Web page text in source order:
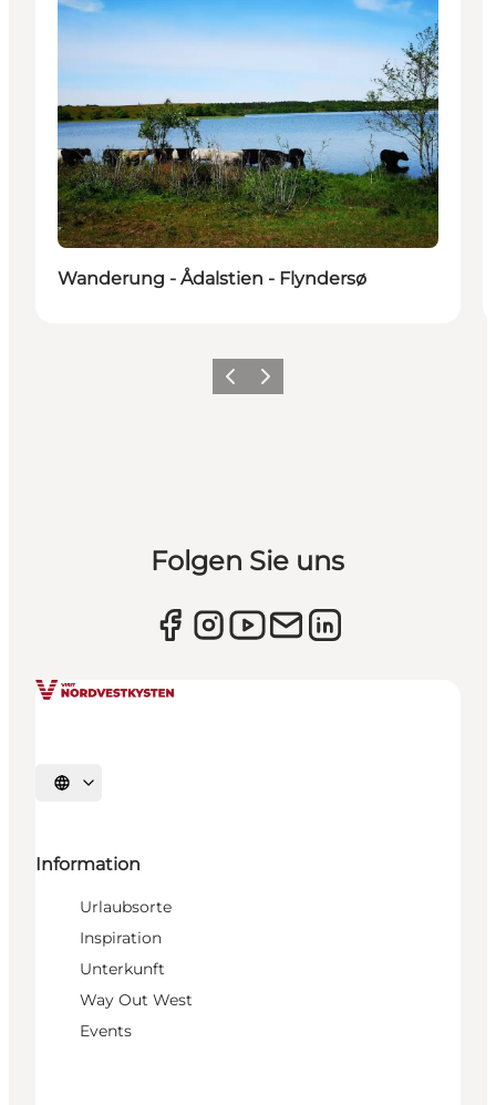
Wanderung - Ådalstien - Flyndersø
ZurückWeiter
Folgen Sie uns
Sprache auswählen
Information
Urlaubsorte
Inspiration
Unterkunft
Way Out West
Events